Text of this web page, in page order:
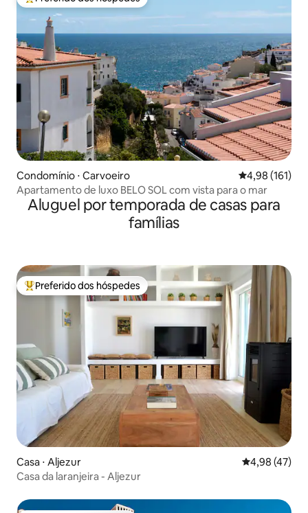
Entre os melhores preferidos dos hóspedes
Condomínio ⋅ Carvoeiro 4,98 de uma
4,98 (161)
Apartamento de luxo BELO SOL com vista para o mar
Aluguel por temporada de casas para
famílias
Entre os melhores preferidos dos hóspedes
Preferido dos hóspedes
Casa ⋅ Aljezur 4,98 de uma
4,98 (47)
Casa da laranjeira - Aljezur